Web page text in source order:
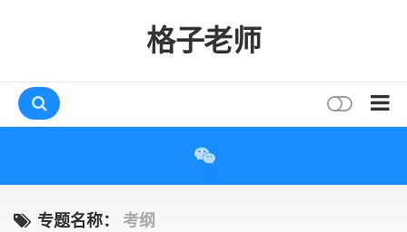
格子老师
互动
专题名称： 考纲